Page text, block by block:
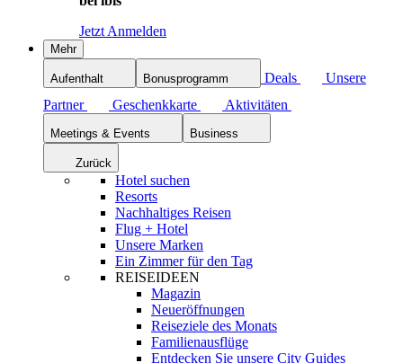
Jetzt Anmelden
Mehr
Aufenthalt Bonusprogramm Deals
Unsere
Partner
Geschenkkarte Aktivitäten
Meetings & Events Business
Zurück
Hotel suchen
Resorts
Nachhaltiges Reisen
Flug + Hotel
Unsere Marken
Ein Zimmer für den Tag
REISEIDEEN
Magazin
Neueröffnungen
Reiseziele des Monats
Familienausflüge
Entdecken Sie unsere City Guides